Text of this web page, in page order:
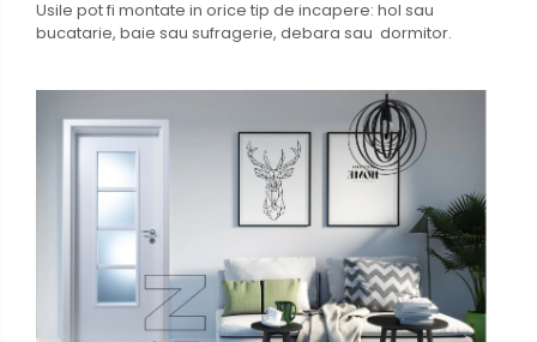
Usile pot fi montate in orice tip de incapere: hol sau
bucatarie, baie sau sufragerie, debara sau dormitor.